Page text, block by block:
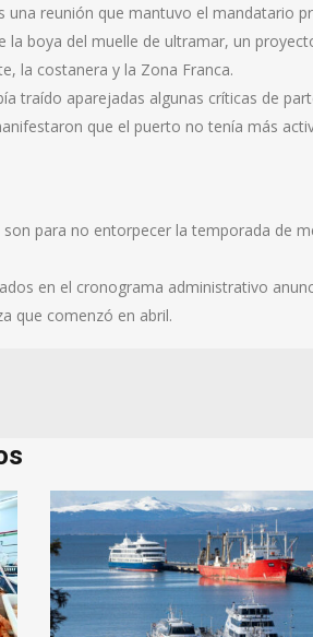
una reunión que mantuvo el mandatario
la boya del muelle de ultramar, un
la costanera y la Zona Franca.
traído aparejadas algunas críticas de
que el puerto no tenía más
para no entorpecer la temporada de
en el cronograma administrativo
que comenzó en abril.